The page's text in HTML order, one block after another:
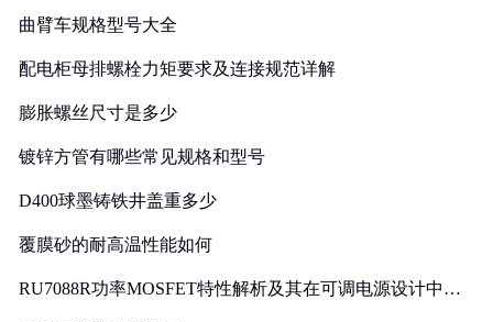
曲臂车规格型号大全
配电柜母排螺栓力矩要求及连接规范详解
膨胀螺丝尺寸是多少
镀锌方管有哪些常见规格和型号
D400球墨铸铁井盖重多少
覆膜砂的耐高温性能如何
RU7088R功率MOSFET特性解析及其在可调电源设计中的